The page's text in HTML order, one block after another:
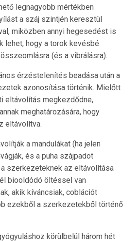
legnagyobb mértékben
a száj szintjén keresztül
miközben annyi hegesedést is
lehet, hogy a torok kevésbé
(és a vibrálásra).
érzéstelenítés beadása után a
azonosítása történik. Mielőtt
eltávolítás megkezdődne,
meghatározására, hogy
eltávolítva.
a mandulákat (ha jelen
és a puha szájpadot
szerkezeteknek az eltávolítása
biooldódó öltéssel van
akik kíváncsiak, coblációt
ezekből a szerkezetekből történő
körülbelül három hét